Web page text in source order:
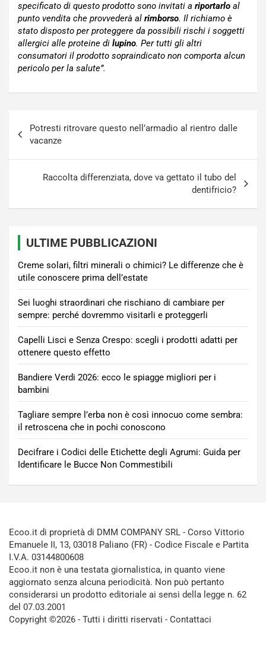
specificato di questo prodotto sono invitati a riportarlo al
punto vendita che provvederà al rimborso. Il richiamo è
stato disposto per proteggere da possibili rischi i soggetti
allergici alle proteine di lupino. Per tutti gli altri
consumatori il prodotto sopraindicato non comporta alcun
pericolo per la salute”.
articoli
Potresti ritrovare questo nell’armadio al rientro dalle
vacanze
Raccolta differenziata, dove va gettato il tubo del
dentifricio?
ULTIME PUBBLICAZIONI
Creme solari, filtri minerali o chimici? Le differenze che è
utile conoscere prima dell’estate
Sei luoghi straordinari che rischiano di cambiare per
sempre: perché dovremmo visitarli e proteggerli
Capelli Lisci e Senza Crespo: scegli i prodotti adatti per
ottenere questo effetto
Bandiere Verdi 2026: ecco le spiagge migliori per i
bambini
Tagliare sempre l’erba non è così innocuo come sembra:
il retroscena che in pochi conoscono
Decifrare i Codici delle Etichette degli Agrumi: Guida per
Identificare le Bucce Non Commestibili
Ecoo.it di proprietà di DMM COMPANY SRL - Corso Vittorio
Emanuele II, 13, 03018 Paliano (FR) - Codice Fiscale e Partita
I.V.A. 03144800608
Ecoo.it non è una testata giornalistica, in quanto viene
aggiornato senza alcuna periodicità. Non può pertanto
considerarsi un prodotto editoriale ai sensi della legge n. 62
del 07.03.2001
Copyright ©2026 - Tutti i diritti riservati - Contattaci